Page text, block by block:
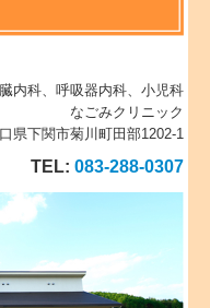
内科、呼吸器内科、小児科
なごみクリニック
県下関市菊川町田部1202-1
TEL: 083-288-0307